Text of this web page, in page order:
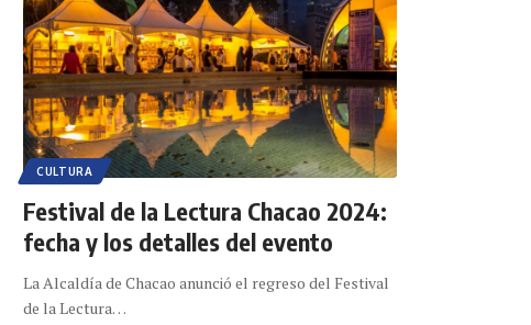
CULTURA
Festival de la Lectura Chacao 2024:
fecha y los detalles del evento
La Alcaldía de Chacao anunció el regreso del Festival
de la Lectura…